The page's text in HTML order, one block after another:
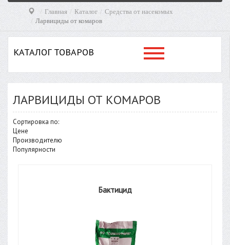
Главная Каталог
Средства от насекомых
Ларвициды от комаров
КАТАЛОГ ТОВАРОВ
ЛАРВИЦИДЫ ОТ КОМАРОВ
Сортировка по:
Цене
Производителю
Популярности
Бактицид